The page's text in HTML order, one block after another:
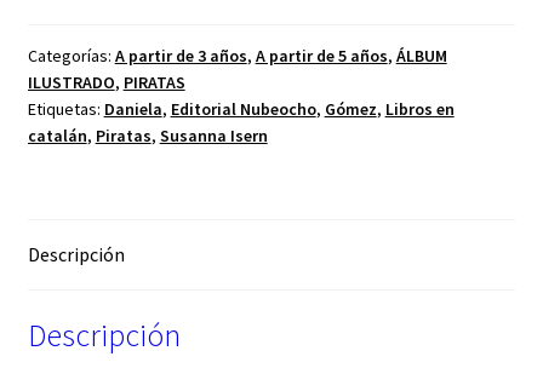
Categorías: A partir de 3 años, A partir de 5 años, ÁLBUM
ILUSTRADO, PIRATAS
Etiquetas: Daniela, Editorial Nubeocho, Gómez, Libros en
catalán, Piratas, Susanna Isern
Descripción
Descripción